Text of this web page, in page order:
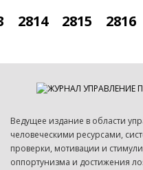
2814 2815 2816
Ведущее издание в области
человеческими ресурсами,
проверки, мотивации и
оппортунизма и достижения